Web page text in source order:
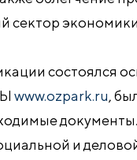
сектор
состоялся
www.ozpark.ru,
и